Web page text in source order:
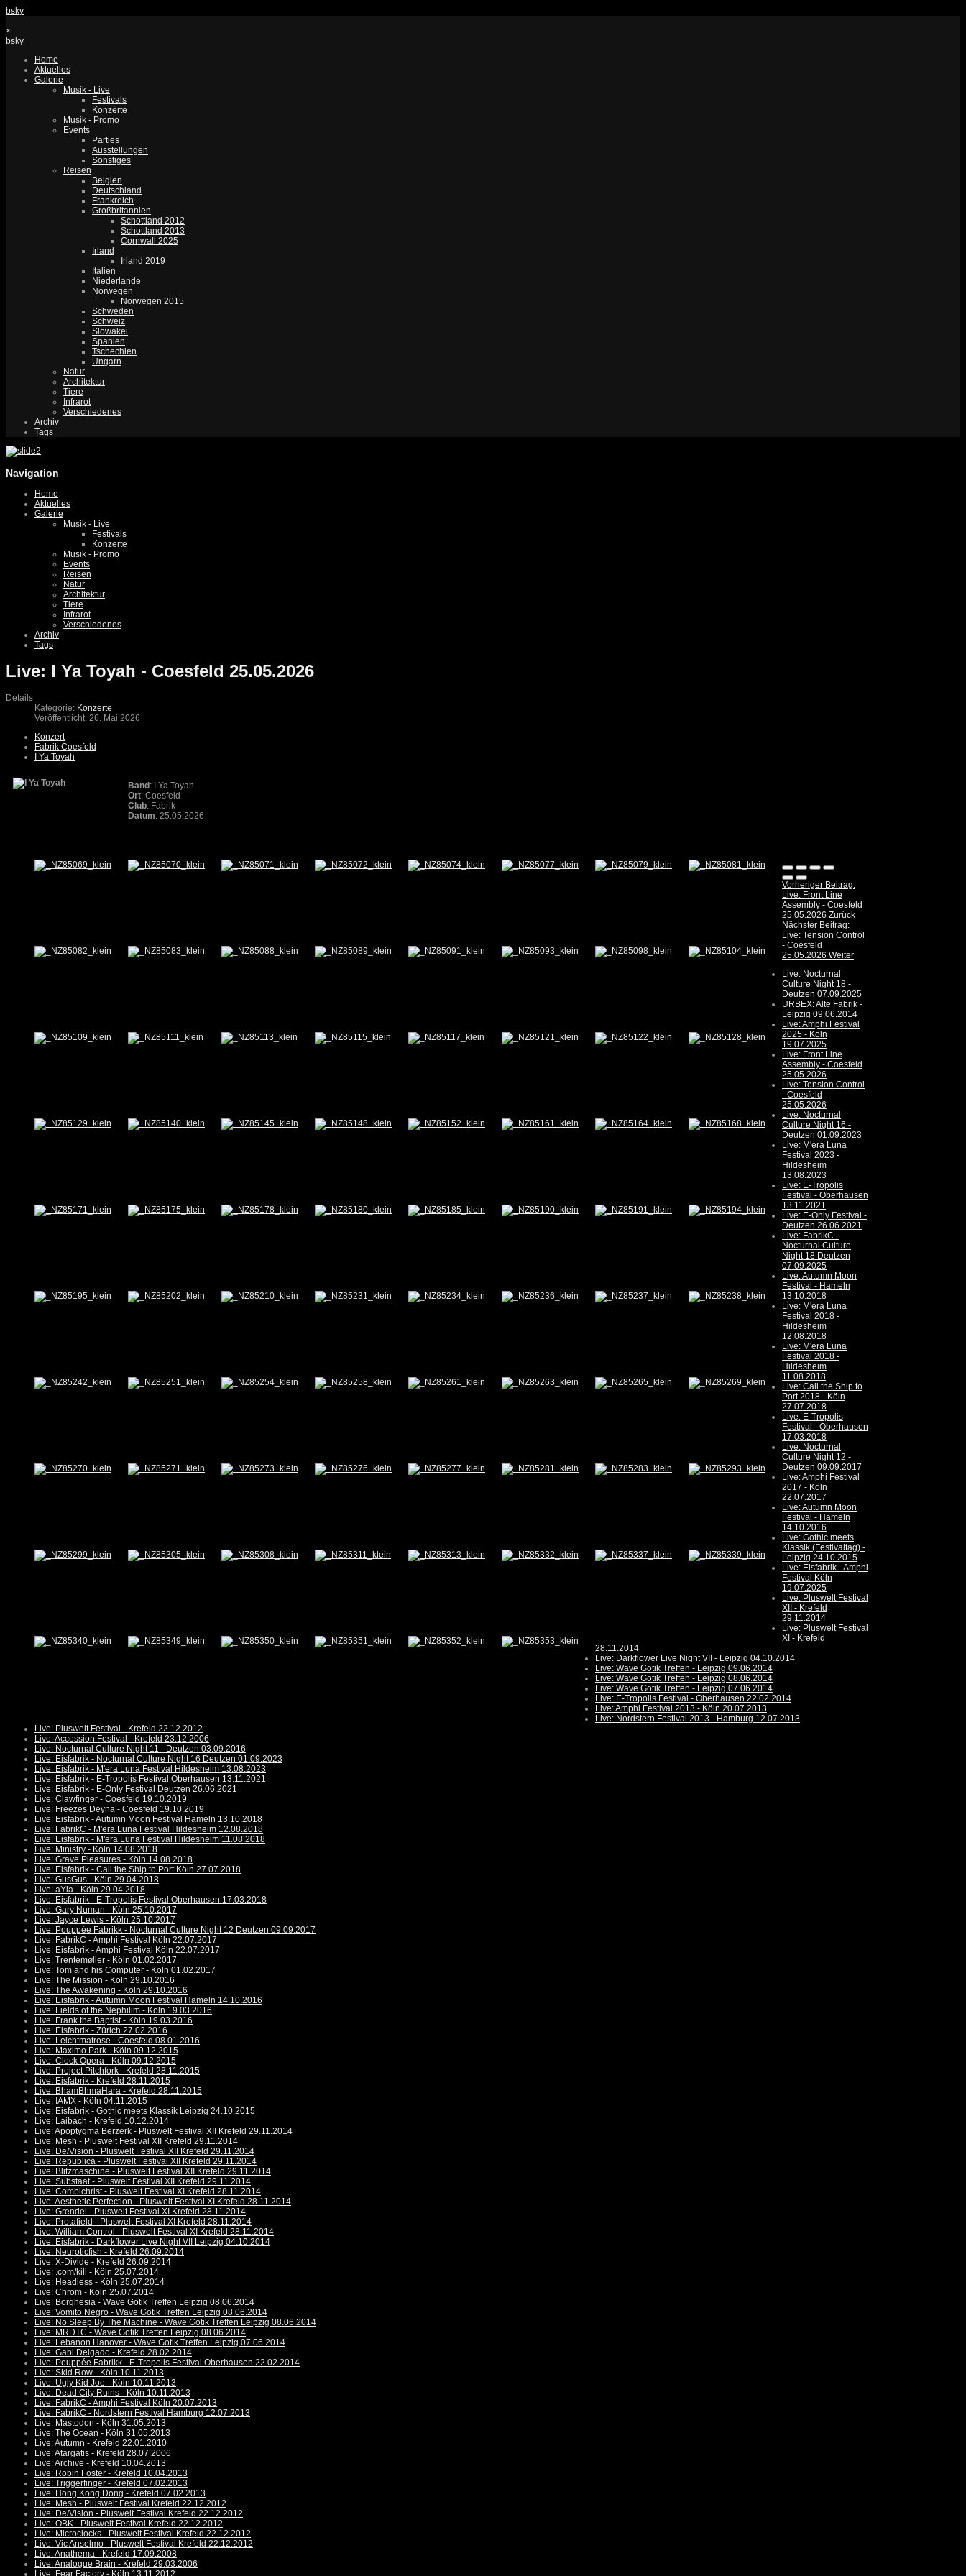
bsky
×
bsky
Home
Aktuelles
Galerie
Musik - Live
Festivals
Konzerte
Musik - Promo
Events
Parties
Ausstellungen
Sonstiges
Reisen
Belgien
Deutschland
Frankreich
Großbritannien
Schottland 2012
Schottland 2013
Cornwall 2025
Irland
Irland 2019
Italien
Niederlande
Norwegen
Norwegen 2015
Schweden
Schweiz
Slowakei
Spanien
Tschechien
Ungarn
Natur
Architektur
Tiere
Infrarot
Verschiedenes
Archiv
Tags
Navigation
Home
Aktuelles
Galerie
Musik - Live
Festivals
Konzerte
Musik - Promo
Events
Reisen
Natur
Architektur
Tiere
Infrarot
Verschiedenes
Archiv
Tags
Live: I Ya Toyah - Coesfeld 25.05.2026
Details
Kategorie: Konzerte
Veröffentlicht: 26. Mai 2026
Konzert
Fabrik Coesfeld
I Ya Toyah
Band : I Ya Toyah
Ort: Coesfeld
Club: Fabrik
Datum: 25.05.2026
Vorheriger Beitrag:
Live: Front Line
Assembly - Coesfeld
25.05.2026 Zurück
Nächster Beitrag:
Live: Tension Control
- Coesfeld
25.05.2026 Weiter
Live: Nocturnal
Culture Night 18 -
Deutzen 07.09.2025
URBEX: Alte Fabrik -
Leipzig 09.06.2014
Live: Amphi Festival
2025 - Köln
19.07.2025
Live: Front Line
Assembly - Coesfeld
25.05.2026
Live: Tension Control
- Coesfeld
25.05.2026
Live: Nocturnal
Culture Night 16 -
Deutzen 01.09.2023
Live: M'era Luna
Festival 2023 -
Hildesheim
13.08.2023
Live: E-Tropolis
Festival - Oberhausen
13.11.2021
Live: E-Only Festival -
Deutzen 26.06.2021
Live: FabrikC -
Nocturnal Culture
Night 18 Deutzen
07.09.2025
Live: Autumn Moon
Festival - Hameln
13.10.2018
Live: M'era Luna
Festival 2018 -
Hildesheim
12.08.2018
Live: M'era Luna
Festival 2018 -
Hildesheim
11.08.2018
Live: Call the Ship to
Port 2018 - Köln
27.07.2018
Live: E-Tropolis
Festival - Oberhausen
17.03.2018
Live: Nocturnal
Culture Night 12 -
Deutzen 09.09.2017
Live: Amphi Festival
2017 - Köln
22.07.2017
Live: Autumn Moon
Festival - Hameln
14.10.2016
Live: Gothic meets
Klassik (Festivaltag) -
Leipzig 24.10.2015
Live: Eisfabrik - Amphi
Festival Köln
19.07.2025
Live: Pluswelt Festival
XII - Krefeld
29.11.2014
Live: Pluswelt Festival
XI - Krefeld
28.11.2014
Live: Darkflower Live Night VII - Leipzig 04.10.2014
Live: Wave Gotik Treffen - Leipzig 09.06.2014
Live: Wave Gotik Treffen - Leipzig 08.06.2014
Live: Wave Gotik Treffen - Leipzig 07.06.2014
Live: E-Tropolis Festival - Oberhausen 22.02.2014
Live: Amphi Festival 2013 - Köln 20.07.2013
Live: Nordstern Festival 2013 - Hamburg 12.07.2013
Live: Pluswelt Festival - Krefeld 22.12.2012
Live: Accession Festival - Krefeld 23.12.2006
Live: Nocturnal Culture Night 11 - Deutzen 03.09.2016
Live: Eisfabrik - Nocturnal Culture Night 16 Deutzen 01.09.2023
Live: Eisfabrik - M'era Luna Festival Hildesheim 13.08.2023
Live: Eisfabrik - E-Tropolis Festival Oberhausen 13.11.2021
Live: Eisfabrik - E-Only Festival Deutzen 26.06.2021
Live: Clawfinger - Coesfeld 19.10.2019
Live: Freezes Deyna - Coesfeld 19.10.2019
Live: Eisfabrik - Autumn Moon Festival Hameln 13.10.2018
Live: FabrikC - M'era Luna Festival Hildesheim 12.08.2018
Live: Eisfabrik - M'era Luna Festival Hildesheim 11.08.2018
Live: Ministry - Köln 14.08.2018
Live: Grave Pleasures - Köln 14.08.2018
Live: Eisfabrik - Call the Ship to Port Köln 27.07.2018
Live: GusGus - Köln 29.04.2018
Live: aYia - Köln 29.04.2018
Live: Eisfabrik - E-Tropolis Festival Oberhausen 17.03.2018
Live: Gary Numan - Köln 25.10.2017
Live: Jayce Lewis - Köln 25.10.2017
Live: Pouppée Fabrikk - Nocturnal Culture Night 12 Deutzen 09.09.2017
Live: FabrikC - Amphi Festival Köln 22.07.2017
Live: Eisfabrik - Amphi Festival Köln 22.07.2017
Live: Trentemøller - Köln 01.02.2017
Live: Tom and his Computer - Köln 01.02.2017
Live: The Mission - Köln 29.10.2016
Live: The Awakening - Köln 29.10.2016
Live: Eisfabrik - Autumn Moon Festival Hameln 14.10.2016
Live: Fields of the Nephilim - Köln 19.03.2016
Live: Frank the Baptist - Köln 19.03.2016
Live: Eisfabrik - Zürich 27.02.2016
Live: Leichtmatrose - Coesfeld 08.01.2016
Live: Maximo Park - Köln 09.12.2015
Live: Clock Opera - Köln 09.12.2015
Live: Project Pitchfork - Krefeld 28.11.2015
Live: Eisfabrik - Krefeld 28.11.2015
Live: BhamBhmaHara - Krefeld 28.11.2015
Live: IAMX - Köln 04.11.2015
Live: Eisfabrik - Gothic meets Klassik Leipzig 24.10.2015
Live: Laibach - Krefeld 10.12.2014
Live: Apoptygma Berzerk - Pluswelt Festival XII Krefeld 29.11.2014
Live: Mesh - Pluswelt Festival XII Krefeld 29.11.2014
Live: De/Vision - Pluswelt Festival XII Krefeld 29.11.2014
Live: Republica - Pluswelt Festival XII Krefeld 29.11.2014
Live: Blitzmaschine - Pluswelt Festival XII Krefeld 29.11.2014
Live: Substaat - Pluswelt Festival XII Krefeld 29.11.2014
Live: Combichrist - Pluswelt Festival XI Krefeld 28.11.2014
Live: Aesthetic Perfection - Pluswelt Festival XI Krefeld 28.11.2014
Live: Grendel - Pluswelt Festival XI Krefeld 28.11.2014
Live: Protafield - Pluswelt Festival XI Krefeld 28.11.2014
Live: William Control - Pluswelt Festival XI Krefeld 28.11.2014
Live: Eisfabrik - Darkflower Live Night VII Leipzig 04.10.2014
Live: Neuroticfish - Krefeld 26.09.2014
Live: X-Divide - Krefeld 26.09.2014
Live: .com/kill - Köln 25.07.2014
Live: Headless - Köln 25.07.2014
Live: Chrom - Köln 25.07.2014
Live: Borghesia - Wave Gotik Treffen Leipzig 08.06.2014
Live: Vomito Negro - Wave Gotik Treffen Leipzig 08.06.2014
Live: No Sleep By The Machine - Wave Gotik Treffen Leipzig 08.06.2014
Live: MRDTC - Wave Gotik Treffen Leipzig 08.06.2014
Live: Lebanon Hanover - Wave Gotik Treffen Leipzig 07.06.2014
Live: Gabi Delgado - Krefeld 28.02.2014
Live: Pouppée Fabrikk - E-Tropolis Festival Oberhausen 22.02.2014
Live: Skid Row - Köln 10.11.2013
Live: Ugly Kid Joe - Köln 10.11.2013
Live: Dead City Ruins - Köln 10.11.2013
Live: FabrikC - Amphi Festival Köln 20.07.2013
Live: FabrikC - Nordstern Festival Hamburg 12.07.2013
Live: Mastodon - Köln 31.05.2013
Live: The Ocean - Köln 31.05.2013
Live: Autumn - Krefeld 22.01.2010
Live: Atargatis - Krefeld 28.07.2006
Live: Archive - Krefeld 10.04.2013
Live: Robin Foster - Krefeld 10.04.2013
Live: Triggerfinger - Krefeld 07.02.2013
Live: Hong Kong Dong - Krefeld 07.02.2013
Live: Mesh - Pluswelt Festival Krefeld 22.12.2012
Live: De/Vision - Pluswelt Festival Krefeld 22.12.2012
Live: OBK - Pluswelt Festival Krefeld 22.12.2012
Live: Microclocks - Pluswelt Festival Krefeld 22.12.2012
Live: Vic Anselmo - Pluswelt Festival Krefeld 22.12.2012
Live: Anathema - Krefeld 17.09.2008
Live: Analogue Brain - Krefeld 29.03.2006